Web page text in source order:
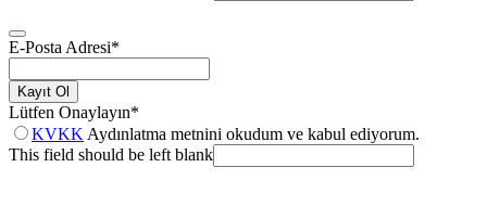
E-Posta Adresi*
Kayıt Ol
Lütfen Onaylayın*
KVKK Aydınlatma metnini okudum ve kabul ediyorum.
This field should be left blank